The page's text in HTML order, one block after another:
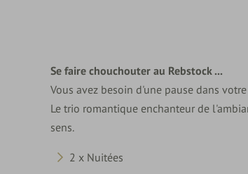
Se faire chouchouter au Rebstock ...
Vous avez besoin d'une pause dans
Le trio romantique enchanteur de
sens.
2 x Nuitées